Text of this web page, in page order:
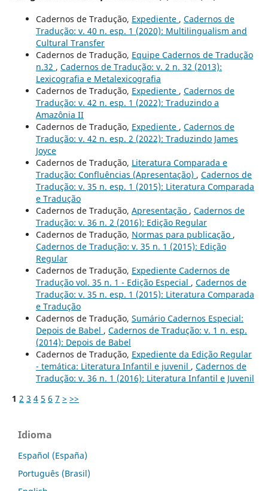
Cadernos de Tradução, Expediente , Cadernos de
Tradução: v. 40 n. esp. 1 (2020): Multilingualism and
Cultural Transfer
Cadernos de Tradução, Equipe Cadernos de Tradução
n.32 , Cadernos de Tradução: v. 2 n. 32 (2013):
Lexicografia e Metalexicografia
Cadernos de Tradução, Expediente , Cadernos de
Tradução: v. 42 n. esp. 1 (2022): Traduzindo a
Amazônia II
Cadernos de Tradução, Expediente , Cadernos de
Tradução: v. 42 n. esp. 2 (2022): Traduzindo James
Joyce
Cadernos de Tradução, Literatura Comparada e
Tradução: Confluências (Apresentação) , Cadernos de
Tradução: v. 35 n. esp. 1 (2015): Literatura Comparada
e Tradução
Cadernos de Tradução, Apresentação , Cadernos de
Tradução: v. 36 n. 2 (2016): Edição Regular
Cadernos de Tradução, Normas para publicação ,
Cadernos de Tradução: v. 35 n. 1 (2015): Edição
Regular
Cadernos de Tradução, Expediente Cadernos de
Tradução vol. 35 n. 1 - Edição Especial , Cadernos de
Tradução: v. 35 n. esp. 1 (2015): Literatura Comparada
e Tradução
Cadernos de Tradução, Sumário Cadernos Especial:
Depois de Babel , Cadernos de Tradução: v. 1 n. esp.
(2014): Depois de Babel
Cadernos de Tradução, Expediente da Edição Regular
- temática: Literatura Infantil e juvenil , Cadernos de
Tradução: v. 36 n. 1 (2016): Literatura Infantil e Juvenil
1 2 3 4 5 6 7 > >>
Idioma
Español (España)
Português (Brasil)